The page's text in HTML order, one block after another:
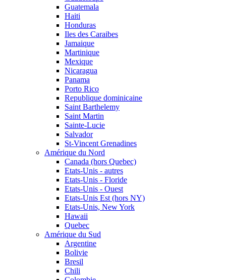
Guatemala
Haiti
Honduras
Iles des Caraibes
Jamaique
Martinique
Mexique
Nicaragua
Panama
Porto Rico
Republique dominicaine
Saint Barthelemy
Saint Martin
Sainte-Lucie
Salvador
St-Vincent Grenadines
Amérique du Nord
Canada (hors Quebec)
Etats-Unis - autres
Etats-Unis - Floride
Etats-Unis - Ouest
Etats-Unis Est (hors NY)
Etats-Unis, New York
Hawaii
Quebec
Amérique du Sud
Argentine
Bolivie
Bresil
Chili